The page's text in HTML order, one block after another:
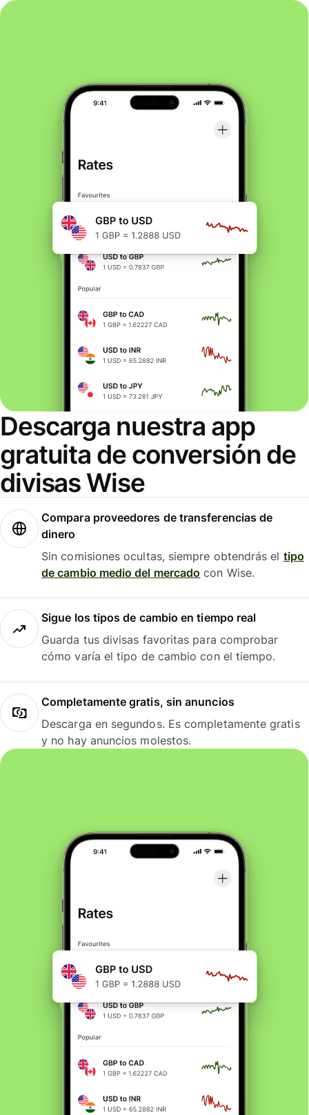
Descarga nuestra app
gratuita de conversión de
divisas Wise
Compara proveedores de transferencias de
dinero
Sin comisiones ocultas, siempre obtendrás el tipo
de cambio medio del mercado con Wise.
Sigue los tipos de cambio en tiempo real
Guarda tus divisas favoritas para comprobar
cómo varía el tipo de cambio con el tiempo.
Completamente gratis, sin anuncios
Descarga en segundos. Es completamente gratis
y no hay anuncios molestos.